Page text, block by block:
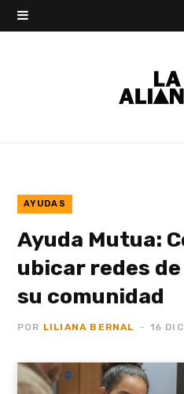
AYUDAS
Ayuda Mutua:
ubicar redes de
su comunidad
POR LILIANA BERNAL 16